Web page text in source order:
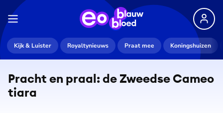
Kijk & Luister Royaltynieuws Praat mee Koningshuizen
Pracht en praal: de Zweedse Cameo
tiara